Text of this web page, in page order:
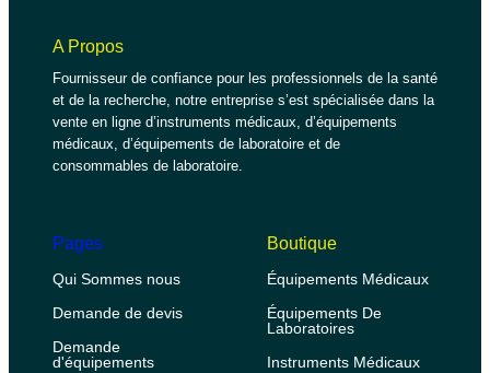
A Propos
Fournisseur de confiance pour les professionnels de la santé
et de la recherche, notre entreprise s’est spécialisée dans la
vente en ligne d’instruments médicaux, d’équipements
médicaux, d’équipements de laboratoire et de
consommables de laboratoire.
Pages
Qui Sommes nous
Demande de devis
Demande
d'équipements
Boutique
Équipements Médicaux
Équipements De
Laboratoires
Instruments Médicaux